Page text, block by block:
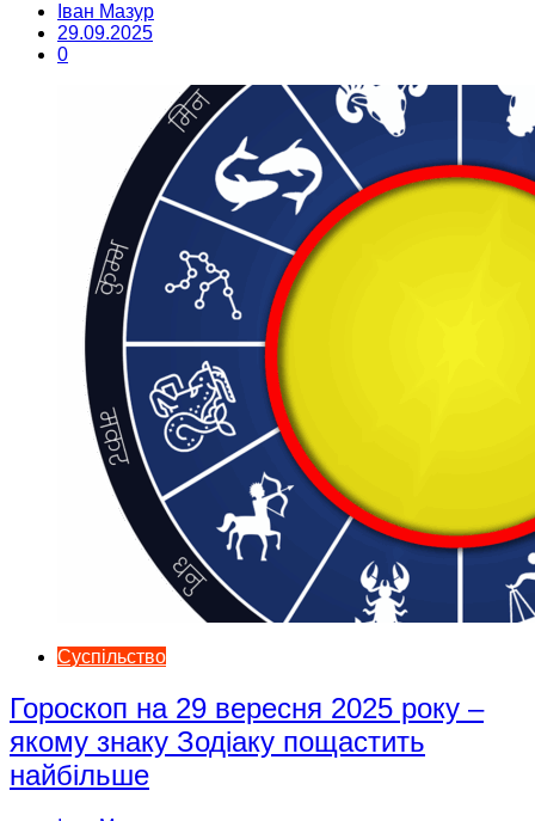
Іван Мазур
29.09.2025
0
Суспільство
Гороскоп на 29 вересня 2025 року –
якому знаку Зодіаку пощастить
найбільше